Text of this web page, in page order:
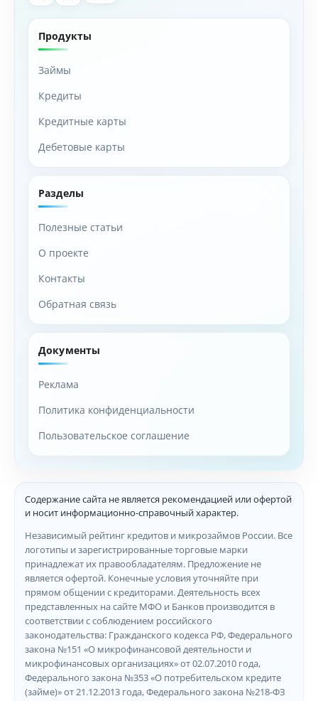
Продукты
Займы
Кредиты
Кредитные карты
Дебетовые карты
Разделы
Полезные статьи
О проекте
Контакты
Обратная связь
Документы
Реклама
Политика конфиденциальности
Пользовательское соглашение
Содержание сайта не является рекомендацией или офертой
и носит информационно-справочный характер.
Независимый рейтинг кредитов и микрозаймов России. Все
логотипы и зарегистрированные торговые марки
принадлежат их правообладателям. Предложение не
является офертой. Конечные условия уточняйте при
прямом общении с кредиторами. Деятельность всех
представленных на сайте МФО и Банков производится в
соответствии с соблюдением российского
законодательства: Гражданского кодекса РФ, Федерального
закона №151 «О микрофинансовой деятельности и
микрофинансовых организациях» от 02.07.2010 года,
Федерального закона №353 «О потребительском кредите
(займе)» от 21.12.2013 года, Федерального закона №218-ФЗ